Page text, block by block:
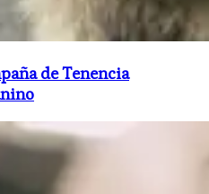
de Tenencia